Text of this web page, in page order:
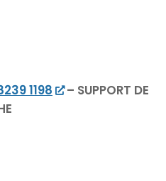
1198
– SUPPORT DE